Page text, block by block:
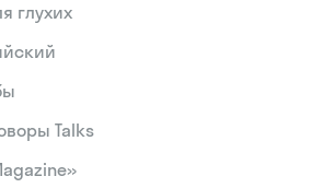
глухих
Talks